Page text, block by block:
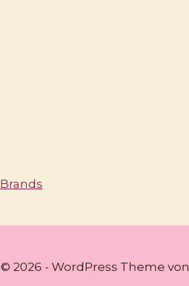
Brands
© 2026 - WordPress Theme von